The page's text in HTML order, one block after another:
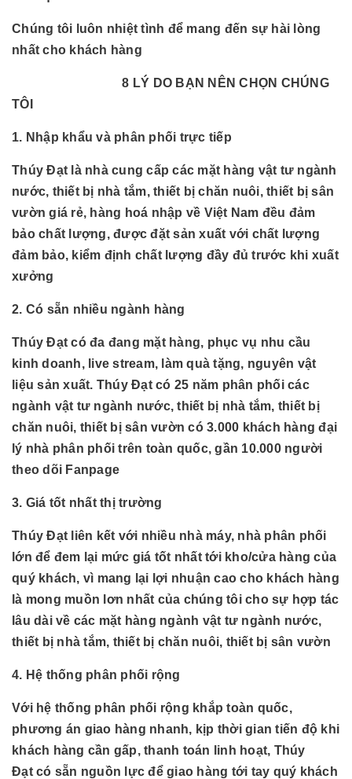
Chúng tôi luôn nhiệt tình để mang đến sự hài lòng
nhất cho khách hàng
8 LÝ DO BẠN NÊN CHỌN CHÚNG
TÔI
1. Nhập khẩu và phân phối trực tiếp
Thúy Đạt là nhà cung cấp các mặt hàng vật tư ngành
nước, thiết bị nhà tắm, thiết bị chăn nuôi, thiết bị sân
vườn giá rẻ, hàng hoá nhập về Việt Nam đều đảm
bảo chất lượng, được đặt sản xuất với chất lượng
đảm bảo, kiểm định chất lượng đầy đủ trước khi xuất
xưởng
2. Có sẵn nhiều ngành hàng
Thúy Đạt có đa đang mặt hàng, phục vụ nhu cầu
kinh doanh, live stream, làm quà tặng, nguyên vật
liệu sản xuất. Thúy Đạt có 25 năm phân phối các
ngành vật tư ngành nước, thiết bị nhà tắm, thiết bị
chăn nuôi, thiết bị sân vườn có 3.000 khách hàng đại
lý nhà phân phối trên toàn quốc, gần 10.000 người
theo dõi Fanpage
3. Giá tốt nhất thị trường
Thúy Đạt liên kết với nhiều nhà máy, nhà phân phối
lớn để đem lại mức giá tốt nhất tới kho/cửa hàng của
quý khách, vì mang lại lợi nhuận cao cho khách hàng
là mong muồn lơn nhất của chúng tôi cho sự hợp tác
lâu dài về các mặt hàng ngành vật tư ngành nước,
thiết bị nhà tắm, thiết bị chăn nuôi, thiết bị sân vườn
4. Hệ thống phân phối rộng
Với hệ thống phân phối rộng khắp toàn quốc,
phương án giao hàng nhanh, kịp thời gian tiến độ khi
khách hàng cần gấp, thanh toán linh hoạt, Thúy
Đạt có sẵn nguồn lực để giao hàng tới tay quý khách